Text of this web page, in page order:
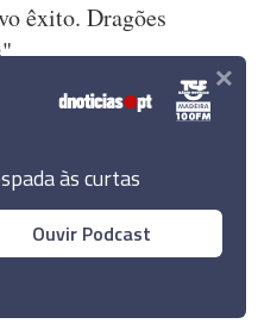
êxito. Dragões
às curtas
Ouvir Podcast
×